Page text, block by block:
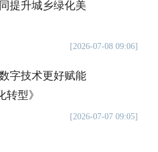
提升城乡绿化美
[2026-07-08 09:06]
字技术更好赋能
型》
[2026-07-07 09:05]